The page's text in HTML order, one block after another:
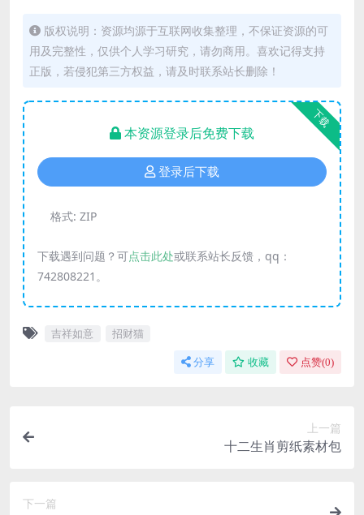
版权说明：资源均源于互联网收集整理，不保证资源的可
用及完整性，仅供个人学习研究，请勿商用。喜欢记得支持
正版，若侵犯第三方权益，请及时联系站长删除！
下载
本资源登录后免费下载
登录后下载
格式: ZIP
下载遇到问题？可点击此处或联系站长反馈，qq：
742808221。
吉祥如意 招财猫
分享 收藏 点赞(0)
上一篇
十二生肖剪纸素材包
下一篇